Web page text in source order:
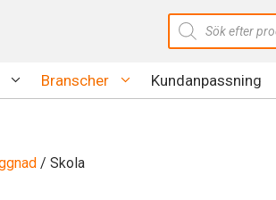
Produktsökning
Branscher Kundanpassning
/ Skola